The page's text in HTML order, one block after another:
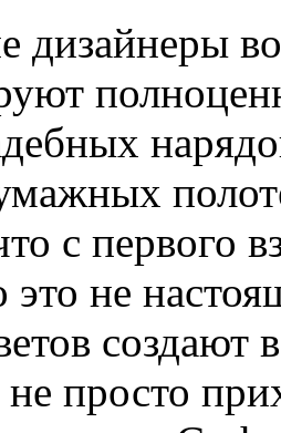
дизайнеры
с первого
это не
просто